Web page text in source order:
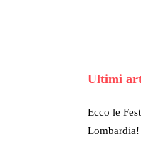
Ultimi
Ecco le
Lombardia!